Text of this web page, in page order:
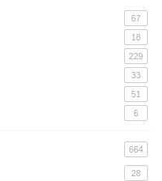
67
18
229
33
51
6
664
28